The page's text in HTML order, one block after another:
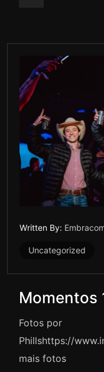
Written By:
Uncategorized
Momentos
Fotos por
Phillshttps://
mais fotos